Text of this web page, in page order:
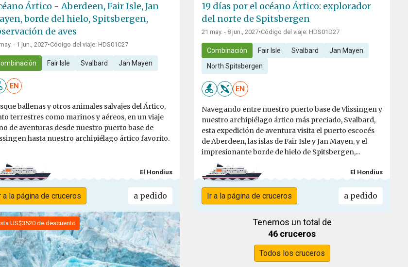
Ártico - Aberdeen, Fair Isle, Jan
borde del hielo, Spitsbergen,
de aves
- 1 jun., 2027•Código del viaje: HDS01C27
Fair Isle Svalbard Jan Mayen
EN
ballenas y otros animales salvajes del Ártico,
terrestres como marinos y aéreos, en un viaje
de aventuras desde nuestro puerto base de
hasta nuestro archipiélago ártico favorito.
El Hondius
a la página de cruceros a pedido
19 días por el océano Ártico: explorador
del norte de Spitsbergen
21 may. - 8 jun., 2027•Código del viaje: HDS01D27
Combinación Fair Isle Svalbard Jan Mayen
North Spitsbergen
EN
Navegando entre nuestro puerto base de Vlissingen y
nuestro archipiélago ártico más preciado, Svalbard,
esta expedición de aventura visita el puerto escocés
de Aberdeen, las islas de Fair Isle y Jan Mayen, y el
impresionante borde de hielo de Spitsbergen,...
El Hondius
Ir a la página de cruceros a pedido
US$3520 de descuento
Tenemos un total de
46 cruceros
Todos los cruceros